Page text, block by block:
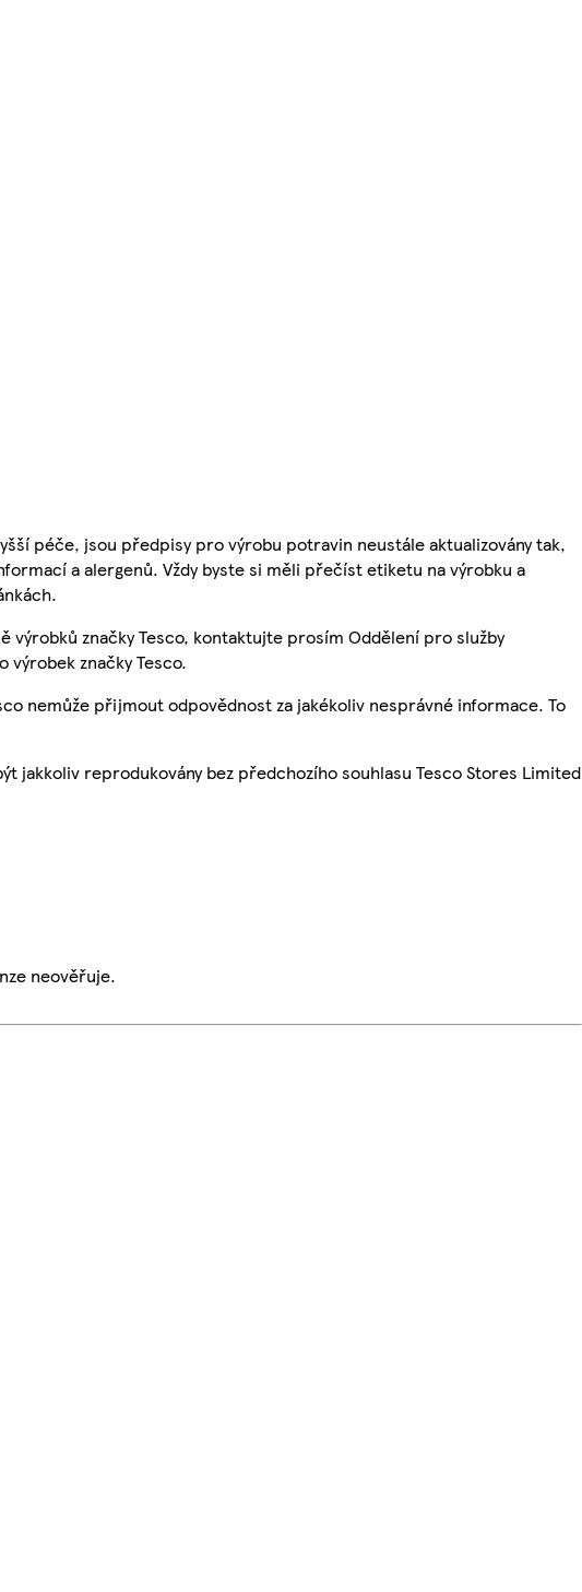
péče, jsou předpisy pro výrobu potravin neustále aktualizovány tak,
a alergenů. Vždy byste si měli přečíst etiketu na výrobku a
výrobků značky Tesco, kontaktujte prosím Oddělení pro služby
výrobek značky Tesco.
nemůže přijmout odpovědnost za jakékoliv nesprávné informace. To
jakkoliv reprodukovány bez předchozího souhlasu Tesco Stores Limited
neověřuje.